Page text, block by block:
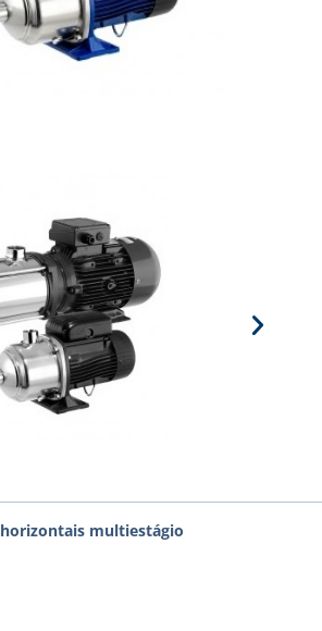
multiestágio